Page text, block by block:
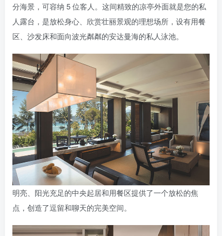
分海景，可容纳 5 位客人。这间精致的凉亭外面就是您的私
人露台，是放松身心、欣赏壮丽景观的理想场所，设有用餐
区、沙发床和面向波光粼粼的安达曼海的私人泳池。
明亮、阳光充足的中央起居和用餐区提供了一个放松的焦
点，创造了逗留和聊天的完美空间。